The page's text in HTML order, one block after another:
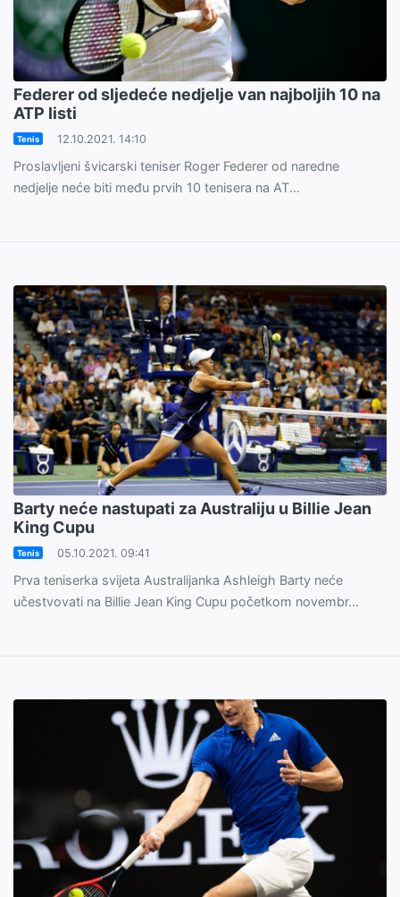
Federer od sljedeće nedjelje van najboljih 10 na
ATP listi
Tenis 12.10.2021. 14:10
Proslavljeni švicarski teniser Roger Federer od naredne
nedjelje neće biti među prvih 10 tenisera na AT...
Barty neće nastupati za Australiju u Billie Jean
King Cupu
Tenis 05.10.2021. 09:41
Prva teniserka svijeta Australijanka Ashleigh Barty neće
učestvovati na Billie Jean King Cupu početkom novembr...